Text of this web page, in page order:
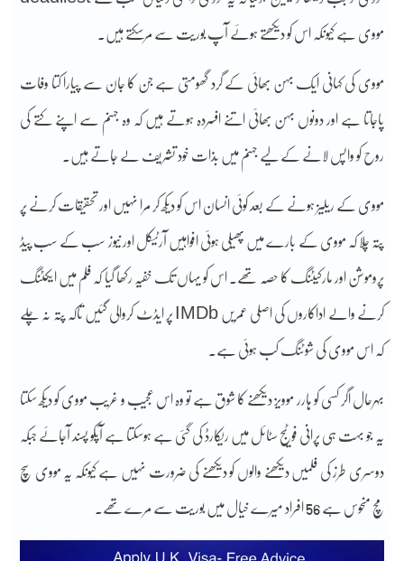
مووی ہے کیونکہ اس کو دیکھتے ہوئے آپ بوریت سے مرسکتے ہیں.
مووی کی کہانی ایک بہن بھائی کے گرد گھومتی ہے جن کا جان سے پیارا کتا وفات
پاجاتا ہے اور دونوں بہن بھائی اتنے افسردہ ہوتے ہیں کہ وہ جہنم سے اپنے کتے کی
روح کو واپس لانے کے لیے جہنم میں بذات خود تشریف لے جاتے ہیں.
مووی کے ریلیز ہونے کے بعد کوئی انسان اس کو دیکھ کر مرا نہیں اور تحقیقات کرنے پر
پتہ چلا کہ مووی کے بارے میں پھیلی ہوئی افواہیں آرٹیکل اور نیوز سب کے سب پیڈ
پروموشن اور مارکیٹنگ کا حصہ تھے. اس کو یہاں تک خفیہ رکھا گیا کہ فلم میں ایکٹنگ
کرنے والے اداکاروں کی اصلی عمریں IMDb پر ایڈٹ کروالی گئیں تاکہ پتہ نہ چلے
کہ اس مووی کی شوٹنگ کب ہوئی ہے.
بہرحال اگر کسی کو ہارر موویز دیکھنے کا شوق ہے تو وہ اس عجیب و غریب مووی کو دیکھ سکتا
یہ جو بہت ہی پرانی فوٹیج سٹائل میں ریکارڈ کی گئی ہے ہوسکتا ہے آپکو پسند آجائے جبکہ
دوسری طرز کی فلمیں دیکھنے والوں کو دیکھنے کی ضرورت نہیں ہے کیونکہ یہ مووی سچ
مچ منحوس ہے 56 افراد میرے خیال میں بوریت سے مرے تھے۔